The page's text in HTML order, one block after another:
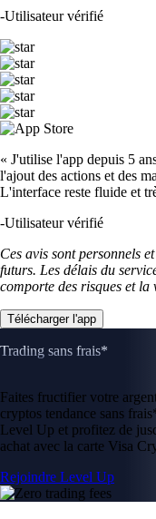
-Utilisateur vérifié
« J'utilise l'app depuis 5
l'ajout des actions et des
L'interface reste fluide et
-Utilisateur vérifié
Ces avis sont personnels
futurs. Les délais du
comporte des risques et la
Télécharger l'app
Trading sans frais*
Faites fructifier votre
cryptos tendance sans
Level Up et profitez de
achat avec la carte Visa
Rejoindre Level Up